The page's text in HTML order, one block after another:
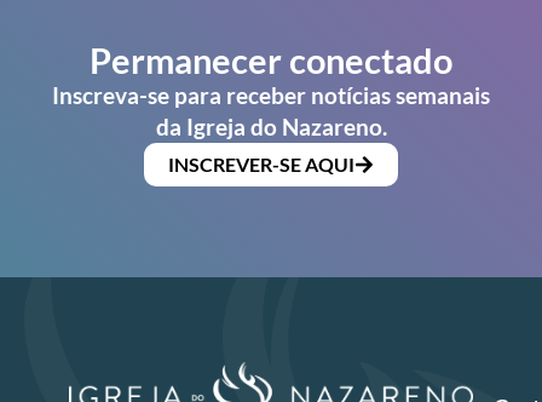
Permanecer conectado
Inscreva-se para receber notícias semanais
da Igreja do Nazareno.
INSCREVER-SE AQUI